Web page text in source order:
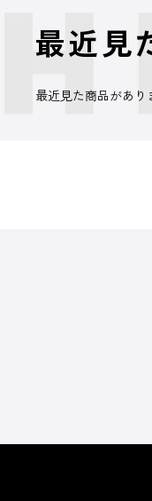
最近見
最近見た商品があり